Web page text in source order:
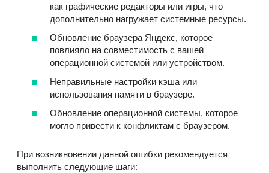
как графические редакторы или игры, что
дополнительно нагружает системные ресурсы.
Обновление браузера Яндекс, которое
повлияло на совместимость с вашей
операционной системой или устройством.
Неправильные настройки кэша или
использования памяти в браузере.
Обновление операционной системы, которое
могло привести к конфликтам с браузером.
При возникновении данной ошибки рекомендуется
выполнить следующие шаги: